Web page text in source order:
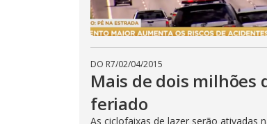
DO R7/02/04/2015
Mais de dois milhões
feriado
As ciclofaixas de lazer serão ativadas